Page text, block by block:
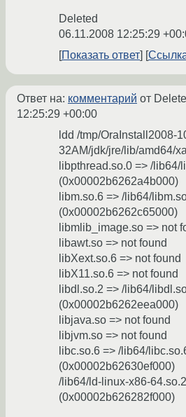
Deleted
06.11.2008 12:25:29
Показать ответ
Ответ на: комментарий от
12:25:29 +00:00
ldd /tmp/OraInstall2008-
32AM/jdk/jre/lib/amd64/
libpthread.so.0 => /lib64/
(0x00002b6262a4b000)
libm.so.6 => /lib64/
(0x00002b6262c65000)
libmlib_image.so => not
libawt.so => not found
libXext.so.6 => not found
libX11.so.6 => not found
libdl.so.2 => /lib64/
(0x00002b6262eea000)
libjava.so => not found
libjvm.so => not found
libc.so.6 => /lib64/
(0x00002b62630ef000)
/lib64/ld-linux-x86-64.so.2
(0x00002b626282f000)